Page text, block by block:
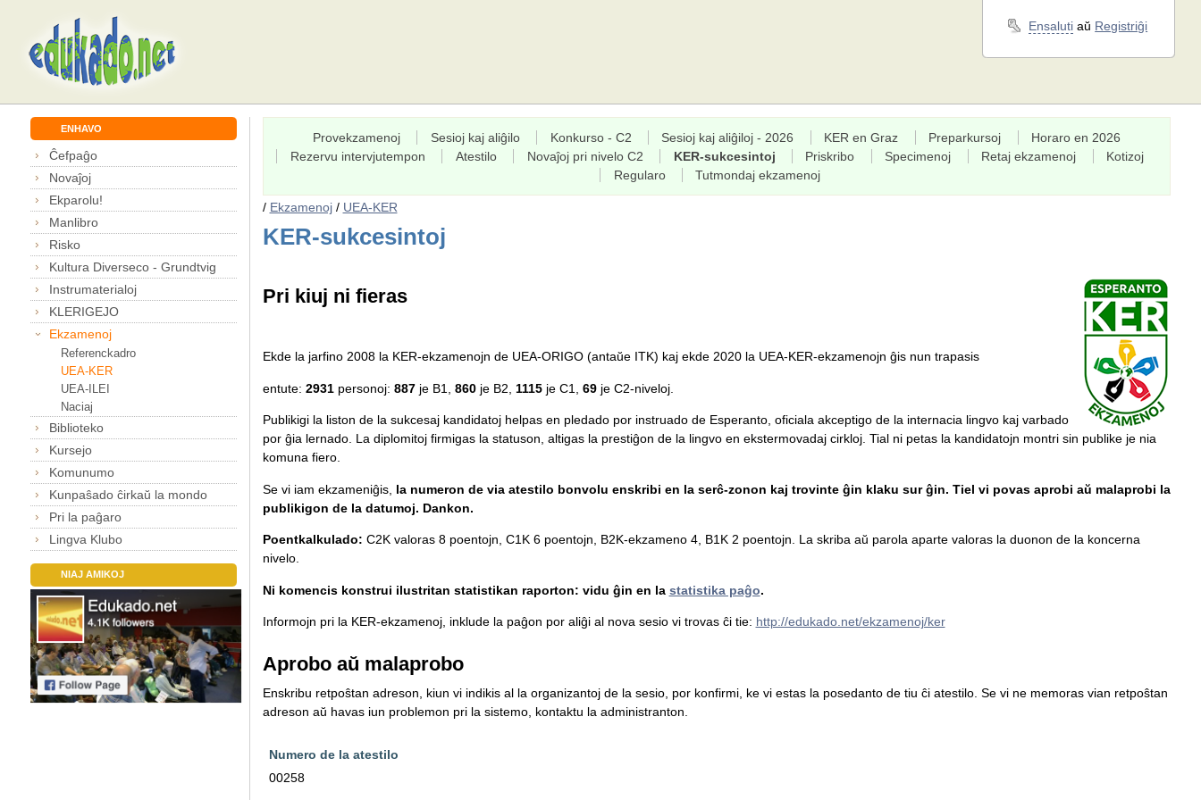
Ensaluti aŭ Registriĝi
ENHAVO
Ĉefpaĝo
Novaĵoj
Ekparolu!
Manlibro
Risko
Kultura Diverseco - Grundtvig
Instrumaterialoj
KLERIGEJO
Ekzamenoj
Referenckadro
UEA-KER
UEA-ILEI
Naciaj
Biblioteko
Kursejo
Komunumo
Kunpaŝado ĉirkaŭ la mondo
Pri la paĝaro
Lingva Klubo
NIAJ AMIKOJ
Provekzamenoj Sesioj kaj aliĝilo Konkurso - C2 Sesioj kaj aliĝiloj - 2026 KER en Graz Preparkursoj
Horaro en 2026
Rezervu intervjutempon
Atestilo Novaĵoj pri nivelo C2 KER-sukcesintoj Priskribo Specimenoj Retaj ekzamenoj
Kotizoj
Regularo
Tutmondaj ekzamenoj
/ Ekzamenoj/ UEA-KER
KER-sukcesintoj
Pri kiuj ni fieras
Ekde la jarfino 2008 la KER-ekzamenojn de UEA-ORIGO (antaŭe ITK) kaj ekde 2020 la UEA-KER-ekzamenojn ĝis nun trapasis
entute: 2931personoj: 887je B1, 860je B2, 1115je C1, 69je C2-niveloj.
Publikigi la liston de la sukcesaj kandidatoj helpas en pledado por instruado de Esperanto, oficiala akceptigo de la internacia lingvo kaj varbado
por ĝia lernado. La diplomitoj firmigas la statuson, altigas la prestiĝon de la lingvo en ekstermovadaj cirkloj. Tial ni petas la kandidatojn montri sin publike je nia
komuna fiero.
Se vi iam ekzameniĝis, la numeron de via atestilo bonvolu enskribi en la serĉ-zonon kaj trovinte ĝin klaku sur ĝin. Tiel vi povas aprobi aŭ malaprobi la
publikigon de la datumoj. Dankon.
Poentkalkulado: C2K valoras 8 poentojn, C1K 6 poentojn, B2K-ekzameno 4, B1K 2 poentojn. La skriba aŭ parola aparte valoras la duonon de la koncerna
nivelo.
Ni komencis konstrui ilustritan statistikan raporton: vidu ĝin en la statistika paĝo.
Informojn pri la KER-ekzamenoj, inklude la paĝon por aliĝi al nova sesio vi trovas ĉi tie: http://edukado.net/ekzamenoj/ker
Aprobo aŭ malaprobo
Enskribu retpoŝtan adreson, kiun vi indikis al la organizantoj de la sesio, por konfirmi, ke vi estas la posedanto de tiu ĉi atestilo. Se vi ne memoras vian retpoŝtan
adreson aŭ havas iun problemon pri la sistemo, kontaktu la administranton.
Numero de la atestilo
00258